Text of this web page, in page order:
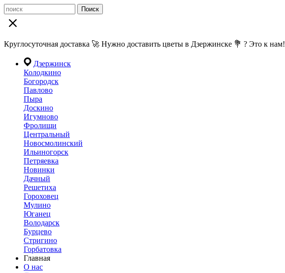
Поиск
Круглосуточная доставка 🚀 Нужно доставить цветы в Дзержинске 💐 ? Это к нам!
Дзержинск
Колодкино
Богородск
Павлово
Пыра
Доскино
Игумново
Фролищи
Центральный
Новосмолинский
Ильиногорск
Петряевка
Новинки
Дачный
Решетиха
Гороховец
Мулино
Юганец
Володарск
Бурцево
Стригино
Горбатовка
Главная
О нас